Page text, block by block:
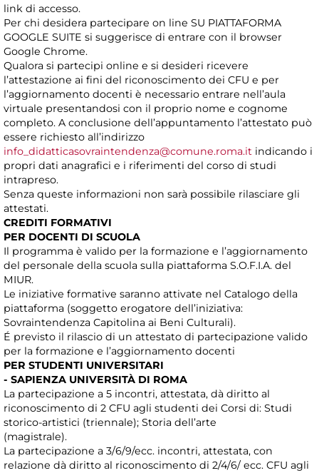
link di accesso.
Per chi desidera partecipare on line SU PIATTAFORMA
GOOGLE SUITE si suggerisce di entrare con il browser
Google Chrome.
Qualora si partecipi online e si desideri ricevere
l’attestazione ai fini del riconoscimento dei CFU e per
l’aggiornamento docenti è necessario entrare nell’aula
virtuale presentandosi con il proprio nome e cognome
completo. A conclusione dell’appuntamento l’attestato può
essere richiesto all’indirizzo
info_didatticasovraintendenza@comune.roma.it indicando i
propri dati anagrafici e i riferimenti del corso di studi
intrapreso.
Senza queste informazioni non sarà possibile rilasciare gli
attestati.
CREDITI FORMATIVI
PER DOCENTI DI SCUOLA
Il programma è valido per la formazione e l’aggiornamento
del personale della scuola sulla piattaforma S.O.F.I.A. del
MIUR.
Le iniziative formative saranno attivate nel Catalogo della
piattaforma (soggetto erogatore dell’iniziativa:
Sovraintendenza Capitolina ai Beni Culturali).
É previsto il rilascio di un attestato di partecipazione valido
per la formazione e l’aggiornamento docenti
PER STUDENTI UNIVERSITARI
- SAPIENZA UNIVERSITÀ DI ROMA
La partecipazione a 5 incontri, attestata, dà diritto al
riconoscimento di 2 CFU agli studenti dei Corsi di: Studi
storico-artistici (triennale); Storia dell’arte
(magistrale).
La partecipazione a 3/6/9/ecc. incontri, attestata, con
relazione dà diritto al riconoscimento di 2/4/6/ ecc. CFU agli